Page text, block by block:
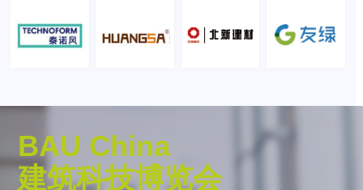
BAU China
建筑科技博览会